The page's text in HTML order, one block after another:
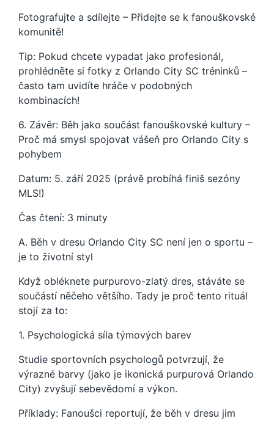
Fotografujte a sdílejte – Přidejte se k fanouškovské
komunitě!
Tip: Pokud chcete vypadat jako profesionál,
prohlédněte si fotky z Orlando City SC tréninků –
často tam uvidíte hráče v podobných
kombinacích!
6. Závěr: Běh jako součást fanouškovské kultury –
Proč má smysl spojovat vášeň pro Orlando City s
pohybem
Datum: 5. září 2025 (právě probíhá finiš sezóny
MLS!)
Čas čtení: 3 minuty
A. Běh v dresu Orlando City SC není jen o sportu –
je to životní styl
Když obléknete purpurovo-zlatý dres, stáváte se
součástí něčeho většího. Tady je proč tento rituál
stojí za to:
1. Psychologická síla týmových barev
Studie sportovních psychologů potvrzují, že
výrazné barvy (jako je ikonická purpurová Orlando
City) zvyšují sebevědomí a výkon.
Příklady: Fanoušci reportují, že běh v dresu jim